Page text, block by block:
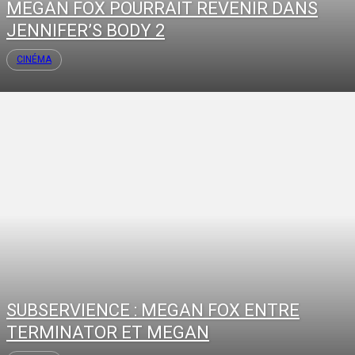
MEGAN FOX POURRAIT REVENIR DANS
JENNIFER’S BODY 2
CINÉMA
SUBSERVIENCE : MEGAN FOX ENTRE
TERMINATOR ET MEGAN